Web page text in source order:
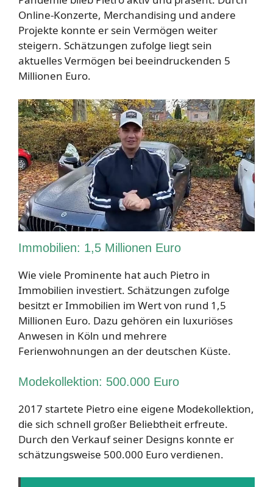
Online-Konzerte, Merchandising und andere
Projekte konnte er sein Vermögen weiter
steigern. Schätzungen zufolge liegt sein
aktuelles Vermögen bei beeindruckenden 5
Millionen Euro.
Immobilien: 1,5 Millionen Euro
Wie viele Prominente hat auch Pietro in
Immobilien investiert. Schätzungen zufolge
besitzt er Immobilien im Wert von rund 1,5
Millionen Euro. Dazu gehören ein luxuriöses
Anwesen in Köln und mehrere
Ferienwohnungen an der deutschen Küste.
Modekollektion: 500.000 Euro
2017 startete Pietro eine eigene Modekollektion,
die sich schnell großer Beliebtheit erfreute.
Durch den Verkauf seiner Designs konnte er
schätzungsweise 500.000 Euro verdienen.